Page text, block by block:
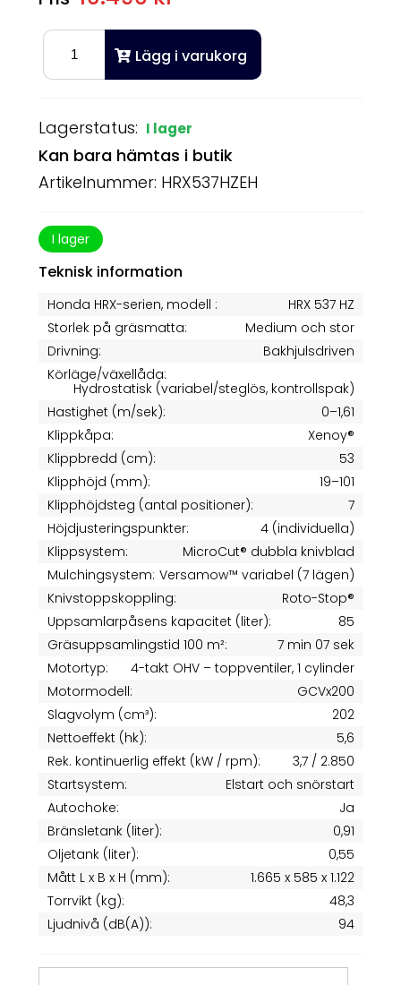
Lägg i varukorg
Lagerstatus: I lager
Kan bara hämtas i butik
Artikelnummer: HRX537HZEH
I lager
Teknisk information
Honda HRX-serien, modell :
HRX 537 HZ
Storlek på gräsmatta:
Medium och stor
Drivning:
Bakhjulsdriven
Körläge/växellåda:
Hydrostatisk (variabel/steglös, kontrollspak)
Hastighet (m/sek):
0–1,61
Klippkåpa:
Xenoy®
Klippbredd (cm):
53
Klipphöjd (mm):
19–101
Klipphöjdsteg (antal positioner):
7
Höjdjusteringspunkter:
4 (individuella)
Klippsystem:
MicroCut® dubbla knivblad
Mulchingsystem: Versamow™ variabel (7 lägen)
Knivstoppskoppling:
Roto-Stop®
Uppsamlarpåsens kapacitet (liter):
85
Gräsuppsamlingstid 100 m²:
7 min 07 sek
Motortyp:
4-takt OHV – toppventiler, 1 cylinder
Motormodell:
GCVx200
Slagvolym (cm³):
202
Nettoeffekt (hk):
5,6
Rek. kontinuerlig effekt (kW / rpm):
3,7 / 2.850
Startsystem:
Elstart och snörstart
Autochoke:
Ja
Bränsletank (liter):
0,91
Oljetank (liter):
0,55
Mått L x B x H (mm):
1.665 x 585 x 1.122
Torrvikt (kg):
48,3
Ljudnivå (dB(A)):
94